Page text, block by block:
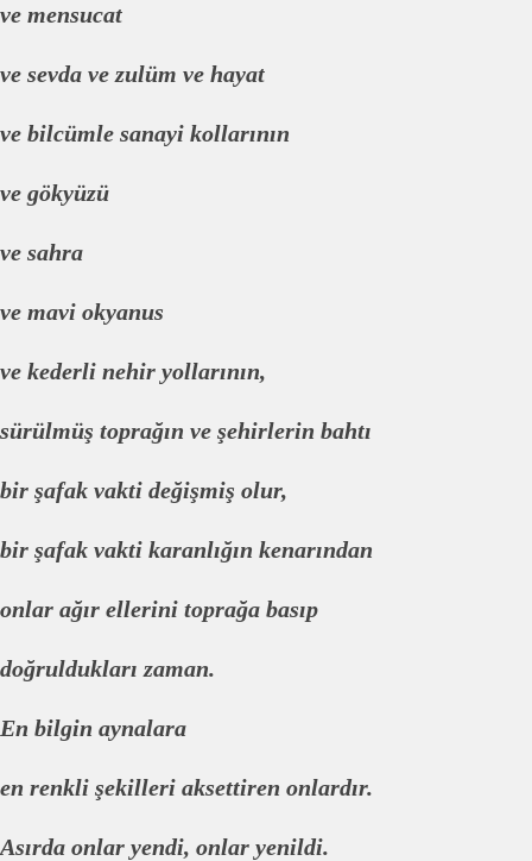
ve mensucat
ve sevda ve zulüm ve hayat
ve bilcümle sanayi kollarının
ve gökyüzü
ve sahra
ve mavi okyanus
ve kederli nehir yollarının,
sürülmüş toprağın ve şehirlerin bahtı
bir şafak vakti değişmiş olur,
bir şafak vakti karanlığın kenarından
onlar ağır ellerini toprağa basıp
doğruldukları zaman.
En bilgin aynalara
en renkli şekilleri aksettiren onlardır.
Asırda onlar yendi, onlar yenildi.